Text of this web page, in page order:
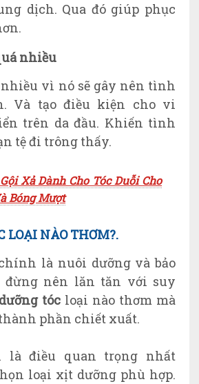
dịch. Qua đó giúp phục
nhiều
vì nó sẽ gây nên tình
Và tạo điều kiện cho vi
trên da đầu. Khiến tình
tệ đi trông thấy.
Xả Dành Cho Tóc Duỗi Cho
Bóng Mượt
LOẠI NÀO THƠM?.
là nuôi dưỡng và bảo
đừng nên lăn tăn với suy
tóc loại nào thơm mà
phần chiết xuất.
là điều quan trọng nhất
loại xịt dưỡng phù hợp.